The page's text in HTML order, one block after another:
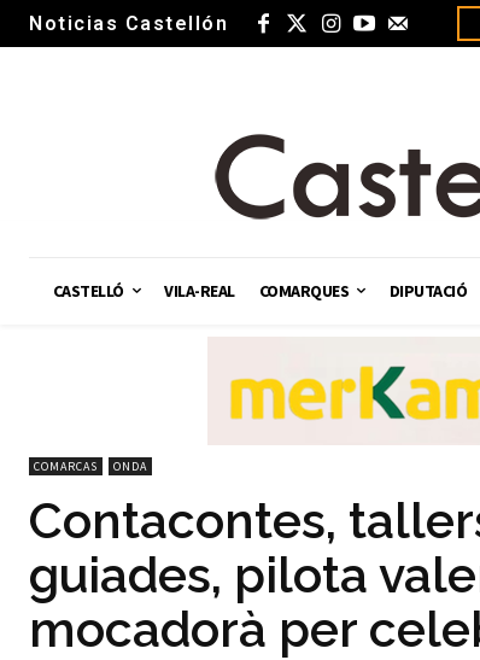
Noticias Castellón
CASTELLÓ VILA-REAL COMARQUES DIPUTACIÓ
COMARCAS ONDA
Contacontes,
guiades, pilota
mocadorà per